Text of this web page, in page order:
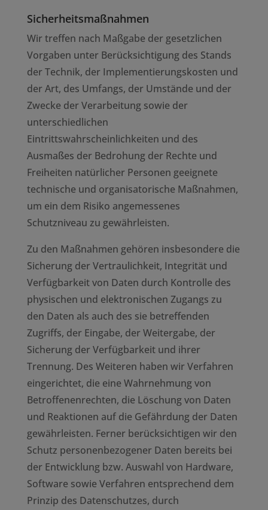
Sicherheitsmaßnahmen
Wir treffen nach Maßgabe der gesetzlichen
Vorgaben unter Berücksichtigung des Stands
der Technik, der Implementierungskosten und
der Art, des Umfangs, der Umstände und der
Zwecke der Verarbeitung sowie der
unterschiedlichen
Eintrittswahrscheinlichkeiten und des
Ausmaßes der Bedrohung der Rechte und
Freiheiten natürlicher Personen geeignete
technische und organisatorische Maßnahmen,
um ein dem Risiko angemessenes
Schutzniveau zu gewährleisten.
Zu den Maßnahmen gehören insbesondere die
Sicherung der Vertraulichkeit, Integrität und
Verfügbarkeit von Daten durch Kontrolle des
physischen und elektronischen Zugangs zu
den Daten als auch des sie betreffenden
Zugriffs, der Eingabe, der Weitergabe, der
Sicherung der Verfügbarkeit und ihrer
Trennung. Des Weiteren haben wir Verfahren
eingerichtet, die eine Wahrnehmung von
Betroffenenrechten, die Löschung von Daten
und Reaktionen auf die Gefährdung der Daten
gewährleisten. Ferner berücksichtigen wir den
Schutz personenbezogener Daten bereits bei
der Entwicklung bzw. Auswahl von Hardware,
Software sowie Verfahren entsprechend dem
Prinzip des Datenschutzes, durch